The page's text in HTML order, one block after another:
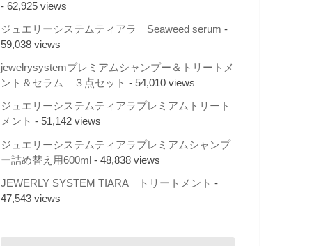
- 62,925 views
ジュエリーシステムティアラ Seaweed serum -
59,038 views
jewelrysystemプレミアムシャンプー＆トリートメ
ント＆セラム ３点セット - 54,010 views
ジュエリーシステムティアラプレミアムトリート
メント - 51,142 views
ジュエリーシステムティアラプレミアムシャンプ
ー詰め替え用600ml - 48,838 views
JEWERLY SYSTEM TIARA トリートメント -
47,543 views